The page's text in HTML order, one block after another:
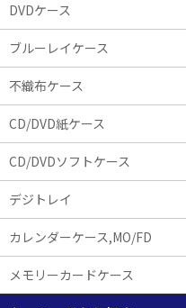
DVDケース
ブルーレイケース
不織布ケース
CD/DVD紙ケース
CD/DVDソフトケース
デジトレイ
カレンダーケース,MO/FD
メモリーカードケース